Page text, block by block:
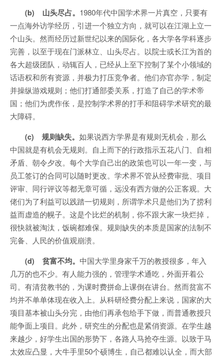
(b) 山头尽占。 1980年代中国学术界一片真空，只要有
一点海外访学经历，引进一个独立方向，就可以在江湖上立一
个山头。然而经历过新世纪以来的国际化，各大学各学科逐步
完善，以至于现在门派林立、山头尽占。以院士或长江为首的
各大超级团队，动辄百人，已经从上至下控制了某个小领域的
话语权和所有资源，并极力打压竞争者。他们亦官亦学，制定
并操纵游戏规则；他们打通部委关系，打造了自己的学术帝
国；他们为虎作伥，是控制学术界的打手和阻碍学术研究的最
大障碍。
(c) 规则缺失。 如果说西方学界是有规则无机会，那么
中国就是有机会无规则。自上而下的行政指示五花八门、自相
矛盾、朝令夕改。每个大学自己出的政策也可以一年一变，与
员工签订的合同可以随时更改。学术界不管从经费审批、项目
评审、同行评议等都无章可循，远没有西方做的公正客观。大
佬们为了利益可以践踏一切规则，所谓学术只是他们为了捞利
益而虚造的幌子。这是个比烂的机制，你不跟大家一块烂掉，
很快就被淘汰，饭碗都难保。规则缺失的本质是国家的法制不
完备、人民的价值观崩溃。
(d) 贫富不均。 中国大学里身家千万的教授很多，年入
几万的也不少。有人能力强的，管理学术通吃，外面开着公
司。有清贫教书的，为课时费拼命上课倒在讲台。然而贫富不
均并不单单体现在收入上。从科研经费分配上来说，国家的大
项目基本被山头分完，由他们再承包给手下做，而普通教授只
能争面上项目。此外，研究生的分配也是紧俏资源。在学生越
来越少，好学生出国的形势下，各路人马抢夺生源。以致于马
太效应凸显，大牛手里50个硕博生，自己都难以认全，而大部